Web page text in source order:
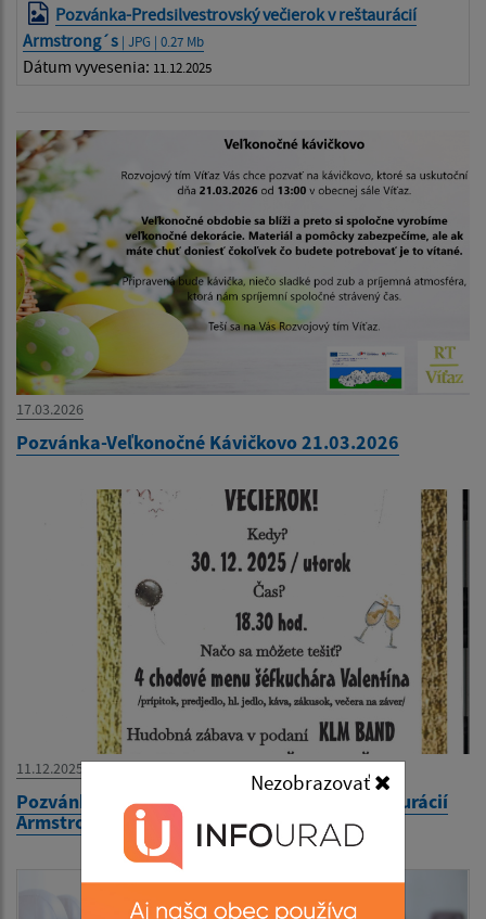
Nezobrazovať
Pozvánka-Predsilvestrovský večierok v reštaurácií
Armstrong´s | JPG | 0.27 Mb
Dátum vyvesenia: 11.12.2025
17.03.2026
Pozvánka-Veľkonočné Kávičkovo 21.03.2026
11.12.2025
Pozvánka-Predsilvestrovský večierok v reštaurácií
Armstrong´s